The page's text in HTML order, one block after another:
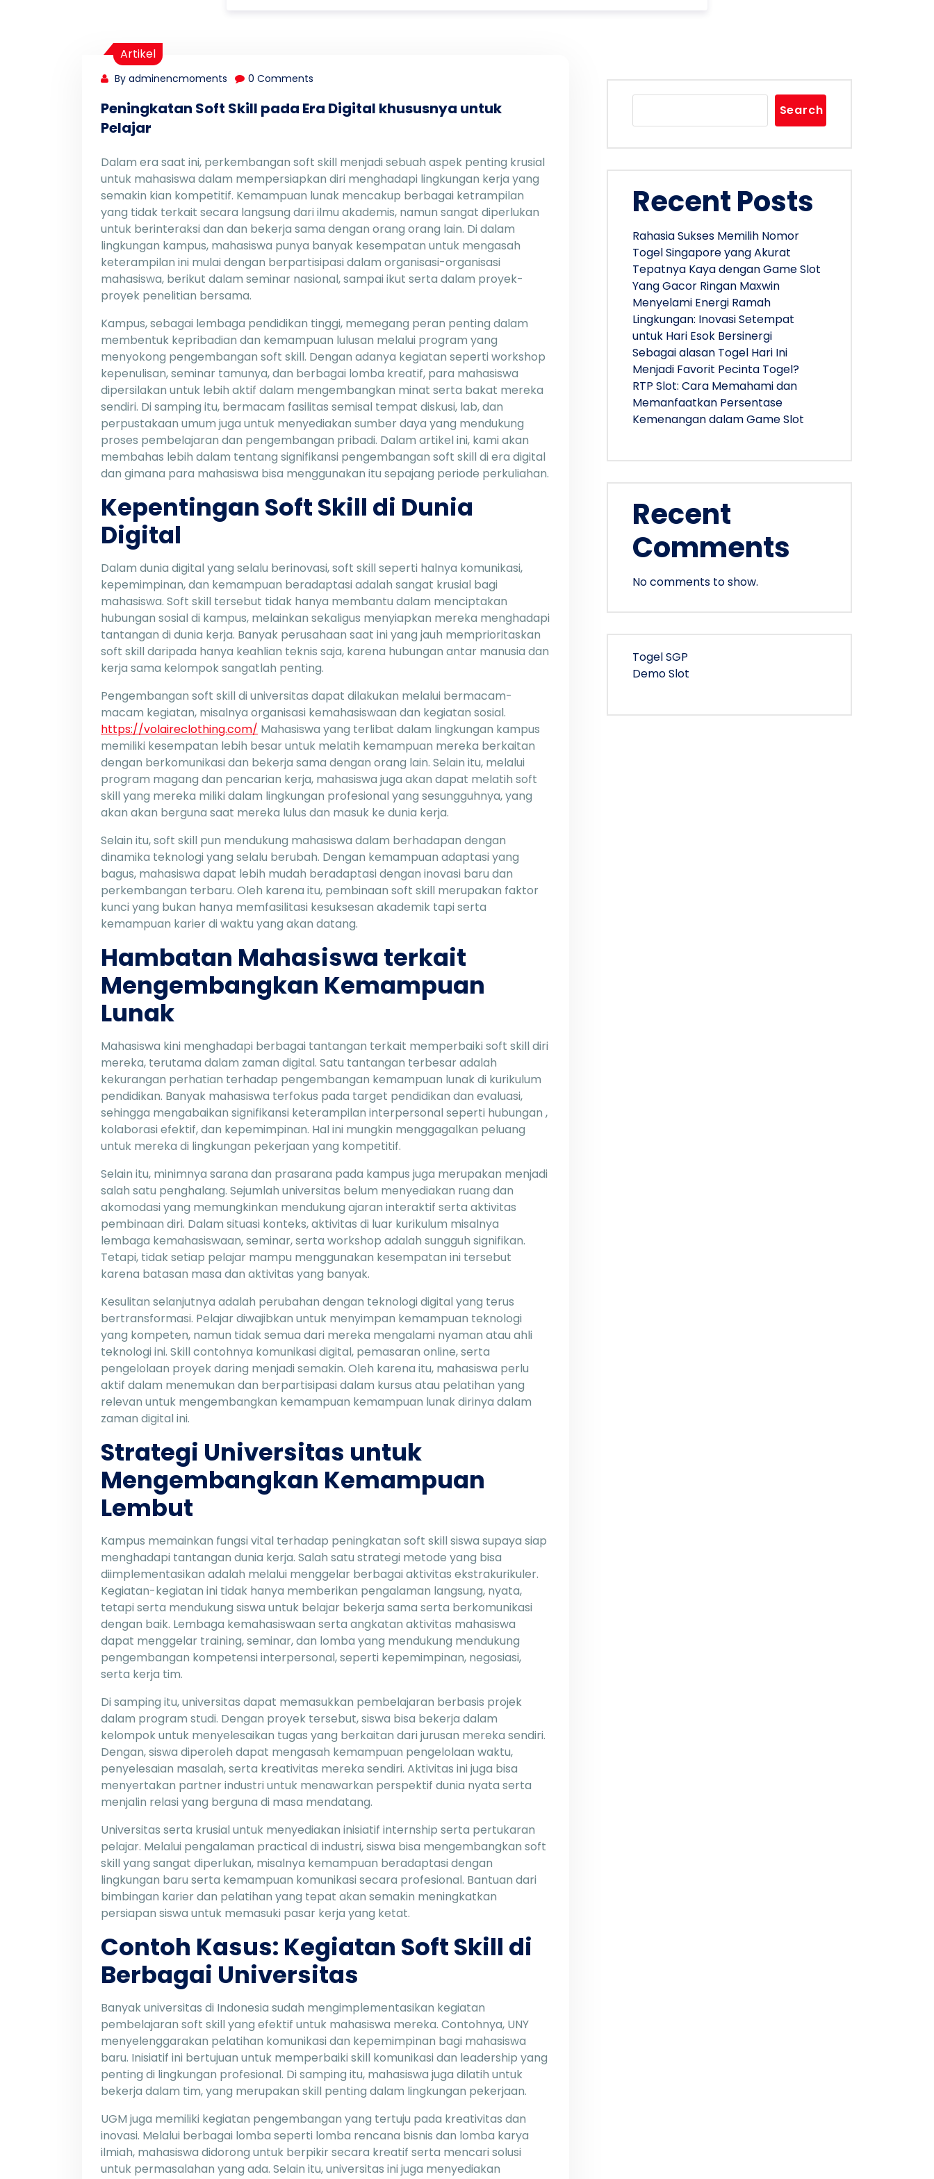
Artikel
By adminencmoments 0 Comments
Peningkatan Soft Skill pada Era Digital khususnya untuk
Pelajar
Dalam era saat ini, perkembangan soft skill menjadi sebuah aspek penting krusial
untuk mahasiswa dalam mempersiapkan diri menghadapi lingkungan kerja yang
semakin kian kompetitif. Kemampuan lunak mencakup berbagai ketrampilan
yang tidak terkait secara langsung dari ilmu akademis, namun sangat diperlukan
untuk berinteraksi dan dan bekerja sama dengan orang orang lain. Di dalam
lingkungan kampus, mahasiswa punya banyak kesempatan untuk mengasah
keterampilan ini mulai dengan berpartisipasi dalam organisasi-organisasi
mahasiswa, berikut dalam seminar nasional, sampai ikut serta dalam proyek-
proyek penelitian bersama.
Kampus, sebagai lembaga pendidikan tinggi, memegang peran penting dalam
membentuk kepribadian dan kemampuan lulusan melalui program yang
menyokong pengembangan soft skill. Dengan adanya kegiatan seperti workshop
kepenulisan, seminar tamunya, dan berbagai lomba kreatif, para mahasiswa
dipersilakan untuk lebih aktif dalam mengembangkan minat serta bakat mereka
sendiri. Di samping itu, bermacam fasilitas semisal tempat diskusi, lab, dan
perpustakaan umum juga untuk menyediakan sumber daya yang mendukung
proses pembelajaran dan pengembangan pribadi. Dalam artikel ini, kami akan
membahas lebih dalam tentang signifikansi pengembangan soft skill di era digital
dan gimana para mahasiswa bisa menggunakan itu sepajang periode perkuliahan.
Kepentingan Soft Skill di Dunia
Digital
Dalam dunia digital yang selalu berinovasi, soft skill seperti halnya komunikasi,
kepemimpinan, dan kemampuan beradaptasi adalah sangat krusial bagi
mahasiswa. Soft skill tersebut tidak hanya membantu dalam menciptakan
hubungan sosial di kampus, melainkan sekaligus menyiapkan mereka menghadapi
tantangan di dunia kerja. Banyak perusahaan saat ini yang jauh memprioritaskan
soft skill daripada hanya keahlian teknis saja, karena hubungan antar manusia dan
kerja sama kelompok sangatlah penting.
Pengembangan soft skill di universitas dapat dilakukan melalui bermacam-
macam kegiatan, misalnya organisasi kemahasiswaan dan kegiatan sosial.
https://volaireclothing.com/ Mahasiswa yang terlibat dalam lingkungan kampus
memiliki kesempatan lebih besar untuk melatih kemampuan mereka berkaitan
dengan berkomunikasi dan bekerja sama dengan orang lain. Selain itu, melalui
program magang dan pencarian kerja, mahasiswa juga akan dapat melatih soft
skill yang mereka miliki dalam lingkungan profesional yang sesungguhnya, yang
akan akan berguna saat mereka lulus dan masuk ke dunia kerja.
Selain itu, soft skill pun mendukung mahasiswa dalam berhadapan dengan
dinamika teknologi yang selalu berubah. Dengan kemampuan adaptasi yang
bagus, mahasiswa dapat lebih mudah beradaptasi dengan inovasi baru dan
perkembangan terbaru. Oleh karena itu, pembinaan soft skill merupakan faktor
kunci yang bukan hanya memfasilitasi kesuksesan akademik tapi serta
kemampuan karier di waktu yang akan datang.
Hambatan Mahasiswa terkait
Mengembangkan Kemampuan
Lunak
Mahasiswa kini menghadapi berbagai tantangan terkait memperbaiki soft skill diri
mereka, terutama dalam zaman digital. Satu tantangan terbesar adalah
kekurangan perhatian terhadap pengembangan kemampuan lunak di kurikulum
pendidikan. Banyak mahasiswa terfokus pada target pendidikan dan evaluasi,
sehingga mengabaikan signifikansi keterampilan interpersonal seperti hubungan ,
kolaborasi efektif, dan kepemimpinan. Hal ini mungkin menggagalkan peluang
untuk mereka di lingkungan pekerjaan yang kompetitif.
Selain itu, minimnya sarana dan prasarana pada kampus juga merupakan menjadi
salah satu penghalang. Sejumlah universitas belum menyediakan ruang dan
akomodasi yang memungkinkan mendukung ajaran interaktif serta aktivitas
pembinaan diri. Dalam situasi konteks, aktivitas di luar kurikulum misalnya
lembaga kemahasiswaan, seminar, serta workshop adalah sungguh signifikan.
Tetapi, tidak setiap pelajar mampu menggunakan kesempatan ini tersebut
karena batasan masa dan aktivitas yang banyak.
Kesulitan selanjutnya adalah perubahan dengan teknologi digital yang terus
bertransformasi. Pelajar diwajibkan untuk menyimpan kemampuan teknologi
yang kompeten, namun tidak semua dari mereka mengalami nyaman atau ahli
teknologi ini. Skill contohnya komunikasi digital, pemasaran online, serta
pengelolaan proyek daring menjadi semakin. Oleh karena itu, mahasiswa perlu
aktif dalam menemukan dan berpartisipasi dalam kursus atau pelatihan yang
relevan untuk mengembangkan kemampuan kemampuan lunak dirinya dalam
zaman digital ini.
Strategi Universitas untuk
Mengembangkan Kemampuan
Lembut
Kampus memainkan fungsi vital terhadap peningkatan soft skill siswa supaya siap
menghadapi tantangan dunia kerja. Salah satu strategi metode yang bisa
diimplementasikan adalah melalui menggelar berbagai aktivitas ekstrakurikuler.
Kegiatan-kegiatan ini tidak hanya memberikan pengalaman langsung, nyata,
tetapi serta mendukung siswa untuk belajar bekerja sama serta berkomunikasi
dengan baik. Lembaga kemahasiswaan serta angkatan aktivitas mahasiswa
dapat menggelar training, seminar, dan lomba yang mendukung mendukung
pengembangan kompetensi interpersonal, seperti kepemimpinan, negosiasi,
serta kerja tim.
Di samping itu, universitas dapat memasukkan pembelajaran berbasis projek
dalam program studi. Dengan proyek tersebut, siswa bisa bekerja dalam
kelompok untuk menyelesaikan tugas yang berkaitan dari jurusan mereka sendiri.
Dengan, siswa diperoleh dapat mengasah kemampuan pengelolaan waktu,
penyelesaian masalah, serta kreativitas mereka sendiri. Aktivitas ini juga bisa
menyertakan partner industri untuk menawarkan perspektif dunia nyata serta
menjalin relasi yang berguna di masa mendatang.
Universitas serta krusial untuk menyediakan inisiatif internship serta pertukaran
pelajar. Melalui pengalaman practical di industri, siswa bisa mengembangkan soft
skill yang sangat diperlukan, misalnya kemampuan beradaptasi dengan
lingkungan baru serta kemampuan komunikasi secara profesional. Bantuan dari
bimbingan karier dan pelatihan yang tepat akan semakin meningkatkan
persiapan siswa untuk memasuki pasar kerja yang ketat.
Contoh Kasus: Kegiatan Soft Skill di
Berbagai Universitas
Banyak universitas di Indonesia sudah mengimplementasikan kegiatan
pembelajaran soft skill yang efektif untuk mahasiswa mereka. Contohnya, UNY
menyelenggarakan pelatihan komunikasi dan kepemimpinan bagi mahasiswa
baru. Inisiatif ini bertujuan untuk memperbaiki skill komunikasi dan leadership yang
penting di lingkungan profesional. Di samping itu, mahasiswa juga dilatih untuk
bekerja dalam tim, yang merupakan skill penting dalam lingkungan pekerjaan.
UGM juga memiliki kegiatan pengembangan yang tertuju pada kreativitas dan
inovasi. Melalui berbagai lomba seperti lomba rencana bisnis dan lomba karya
ilmiah, mahasiswa didorong untuk berpikir secara kreatif serta mencari solusi
untuk permasalahan yang ada. Selain itu, universitas ini juga menyediakan
Search
Recent Posts
Rahasia Sukses Memilih Nomor
Togel Singapore yang Akurat
Tepatnya Kaya dengan Game Slot
Yang Gacor Ringan Maxwin
Menyelami Energi Ramah
Lingkungan: Inovasi Setempat
untuk Hari Esok Bersinergi
Sebagai alasan Togel Hari Ini
Menjadi Favorit Pecinta Togel?
RTP Slot: Cara Memahami dan
Memanfaatkan Persentase
Kemenangan dalam Game Slot
Recent
Comments
No comments to show.
Togel SGP
Demo Slot